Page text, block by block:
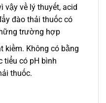
vậy về lý thuyết, acid
đào thải thuốc có
trường hợp
kiềm. Không có bằng
tiểu có pH bình
thuốc.